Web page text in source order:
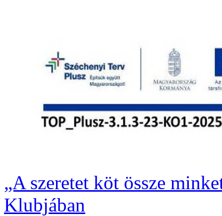
„A szeretet köt össze
Klubjában